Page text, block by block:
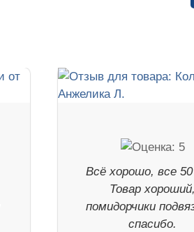
Всё хорошо, все
Товар хороший,
помидорчики
спасибо.